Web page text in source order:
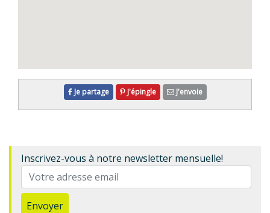
Je partage J'épingle J'envoie
Inscrivez-vous à notre newsletter mensuelle!
Envoyer